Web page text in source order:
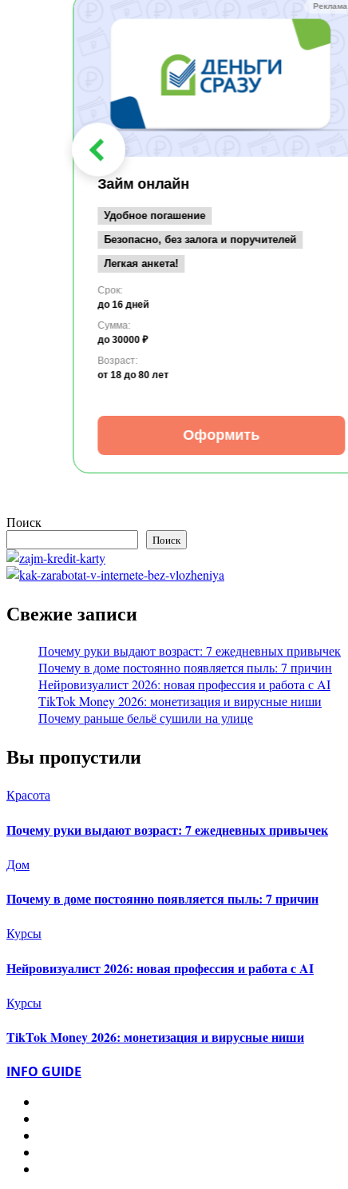
Реклама
Займ онлайн
Удобное погашение
Безопасно, без залога и поручителей
Легкая анкета!
Срок:
до 16 дней
Сумма:
до 30000 ₽
Возраст:
от 18 до 80 лет
Оформить
Поиск
Поиск
Свежие записи
Почему руки выдают возраст: 7 ежедневных привычек
Почему в доме постоянно появляется пыль: 7 причин
Нейровизуалист 2026: новая профессия и работа с AI
TikTok Money 2026: монетизация и вирусные ниши
Почему раньше бельё сушили на улице
Вы пропустили
Красота
Почему руки выдают возраст: 7 ежедневных привычек
Дом
Почему в доме постоянно появляется пыль: 7 причин
Курсы
Нейровизуалист 2026: новая профессия и работа с AI
Курсы
TikTok Money 2026: монетизация и вирусные ниши
INFO GUIDE